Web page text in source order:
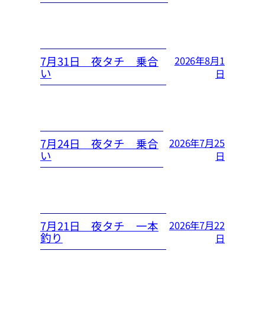
7月31日 夜タチ 乗合
い
2026年8月1
日
7月24日 夜タチ 乗合
い
2026年7月25
日
7月21日 夜タチ 一本
釣り
2026年7月22
日